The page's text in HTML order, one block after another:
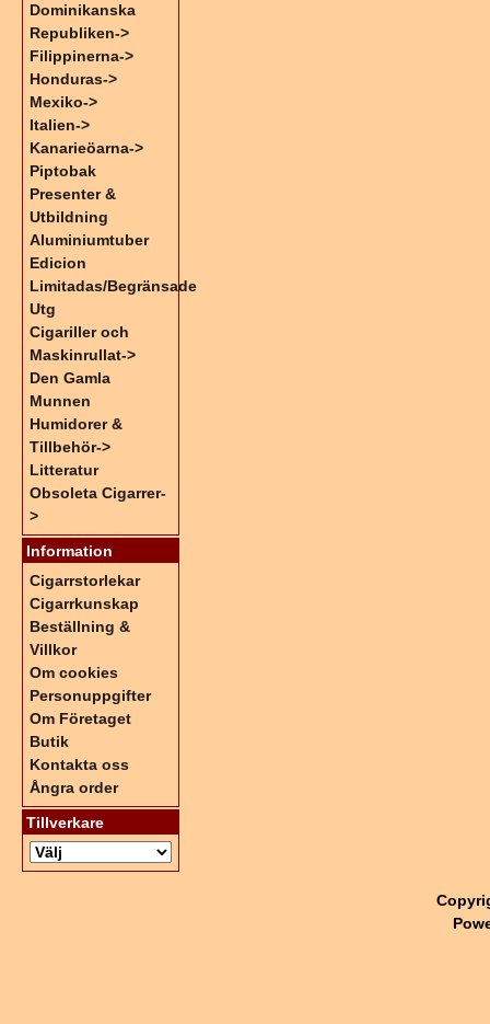
Dominikanska
Republiken->
Filippinerna->
Honduras->
Mexiko->
Italien->
Kanarieöarna->
Piptobak
Presenter &
Utbildning
Aluminiumtuber
Edicion
Limitadas/Begränsade
Utg
Cigariller och
Maskinrullat->
Den Gamla
Munnen
Humidorer &
Tillbehör->
Litteratur
Obsoleta Cigarrer-
>
Information
Cigarrstorlekar
Cigarrkunskap
Beställning &
Villkor
Om cookies
Personuppgifter
Om Företaget
Butik
Kontakta oss
Ångra order
Tillverkare